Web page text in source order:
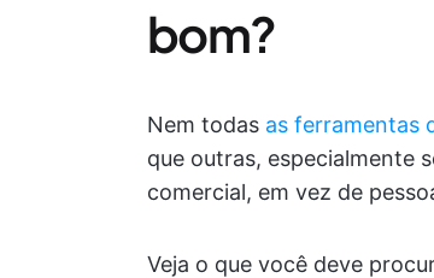
bom?
Nem todas as ferramentas
que outras, especialmente
comercial, em vez de
Veja o que você deve